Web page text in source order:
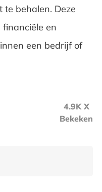
te behalen. Deze
en
een bedrijf of
4.9K X
Bekeken